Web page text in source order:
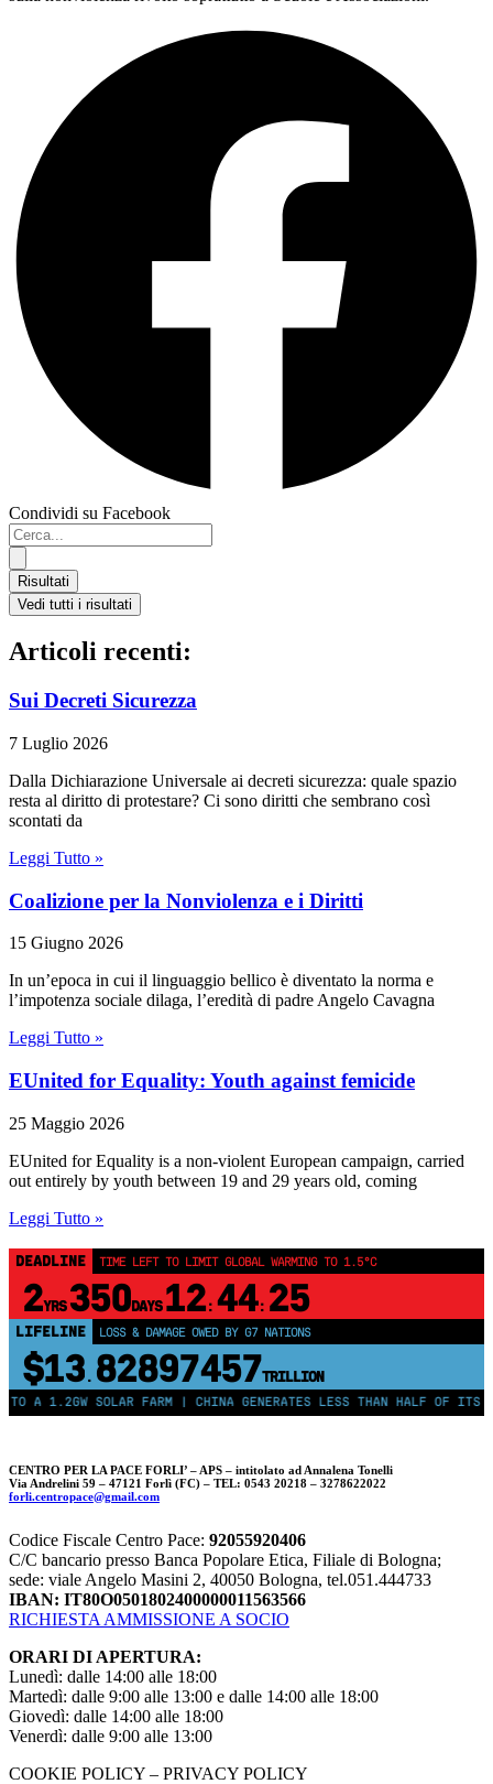
Condividi su Facebook
Search
...
Risultati
Vedi tutti i risultati
Articoli recenti:
Sui Decreti Sicurezza
7 Luglio 2026
Dalla Dichiarazione Universale ai decreti sicurezza: quale spazio
resta al diritto di protestare? Ci sono diritti che sembrano così
scontati da
Leggi Tutto »
Coalizione per la Nonviolenza e i Diritti
15 Giugno 2026
In un’epoca in cui il linguaggio bellico è diventato la norma e
l’impotenza sociale dilaga, l’eredità di padre Angelo Cavagna
Leggi Tutto »
EUnited for Equality: Youth against femicide
25 Maggio 2026
EUnited for Equality is a non-violent European campaign, carried
out entirely by youth between 19 and 29 years old, coming
Leggi Tutto »
DEADLINE TIME LEFT TO LIMIT GLOBAL WARMING TO 1.5°C
2YRS350DAYS 12: 44: 25
LIFELINE LOSS & DAMAGE OWED BY G7 NATIONS
$13. 82897457TRILLION
1.2GW SOLAR FARM | CHINA GENERATES LESS THAN HALF OF ITS
CENTRO PER LA PACE FORLI’ – APS – intitolato ad Annalena Tonelli
Via Andrelini 59 – 47121 Forlì (FC) – TEL: 0543 20218 – 3278622022
forli.centropace@gmail.com
Codice Fiscale Centro Pace: 92055920406
C/C bancario presso Banca Popolare Etica, Filiale di Bologna;
sede: viale Angelo Masini 2, 40050 Bologna, tel.051.444733
IBAN: IT80O0501802400000011563566
RICHIESTA AMMISSIONE A SOCIO
ORARI DI APERTURA:
Lunedì: dalle 14:00 alle 18:00
Martedì: dalle 9:00 alle 13:00 e dalle 14:00 alle 18:00
Giovedì: dalle 14:00 alle 18:00
Venerdì: dalle 9:00 alle 13:00
COOKIE POLICY – PRIVACY POLICY